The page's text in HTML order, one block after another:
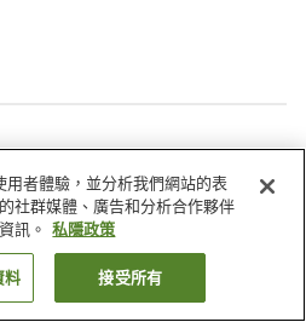
桑拿
自動販賣機
找客房
者體驗，並分析我們網站的表
社群媒體、廣告和分析合作夥伴
訊。
私隱政策
料 接受所有